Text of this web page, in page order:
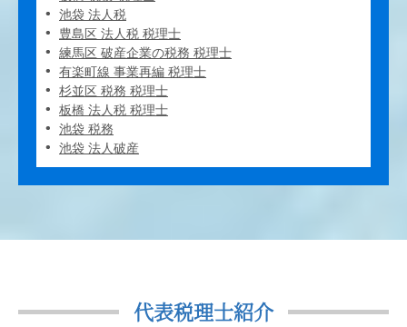
池袋 法人税
豊島区 法人税 税理士
練馬区 破産企業の税務 税理士
有楽町線 事業再編 税理士
杉並区 税務 税理士
板橋 法人税 税理士
池袋 税務
池袋 法人破産
代表税理士紹介